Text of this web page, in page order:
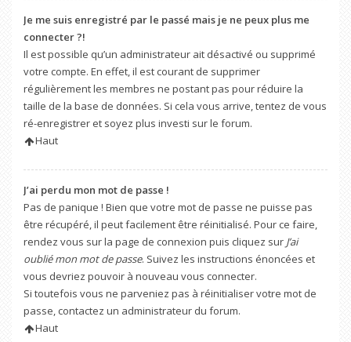
Je me suis enregistré par le passé mais je ne peux plus me
connecter ?!
Il est possible qu’un administrateur ait désactivé ou supprimé
votre compte. En effet, il est courant de supprimer
régulièrement les membres ne postant pas pour réduire la
taille de la base de données. Si cela vous arrive, tentez de vous
ré-enregistrer et soyez plus investi sur le forum.
Haut
J’ai perdu mon mot de passe !
Pas de panique ! Bien que votre mot de passe ne puisse pas
être récupéré, il peut facilement être réinitialisé. Pour ce faire,
rendez vous sur la page de connexion puis cliquez sur J’ai
oublié mon mot de passe. Suivez les instructions énoncées et
vous devriez pouvoir à nouveau vous connecter.
Si toutefois vous ne parveniez pas à réinitialiser votre mot de
passe, contactez un administrateur du forum.
Haut